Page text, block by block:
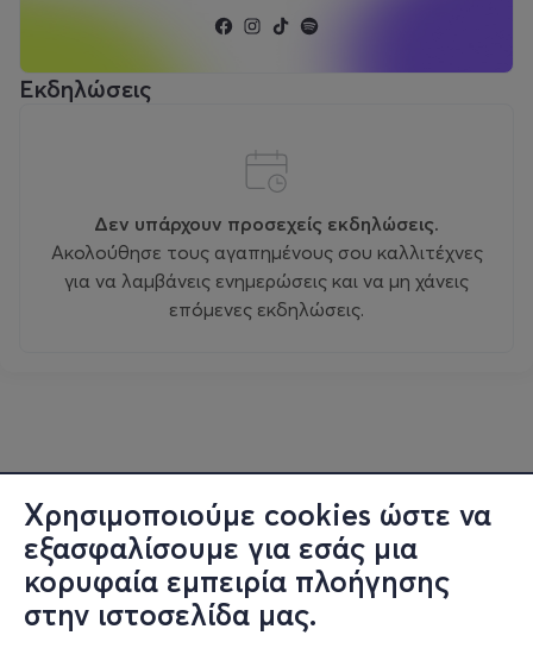
Χρησιμοποιούμε cookies ώστε να
εξασφαλίσουμε για εσάς μια
κορυφαία εμπειρία πλοήγησης
στην ιστοσελίδα μας.
Εκδηλώσεις
Δεν υπάρχουν προσεχείς εκδηλώσεις.
Ακολούθησε τους αγαπημένους σου καλλιτέχνες
για να λαμβάνεις ενημερώσεις και να μη χάνεις
επόμενες εκδηλώσεις.